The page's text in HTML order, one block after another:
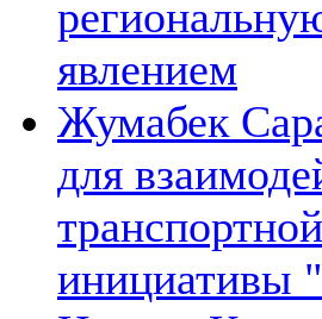
явлением
Жумабек
для
инициативы